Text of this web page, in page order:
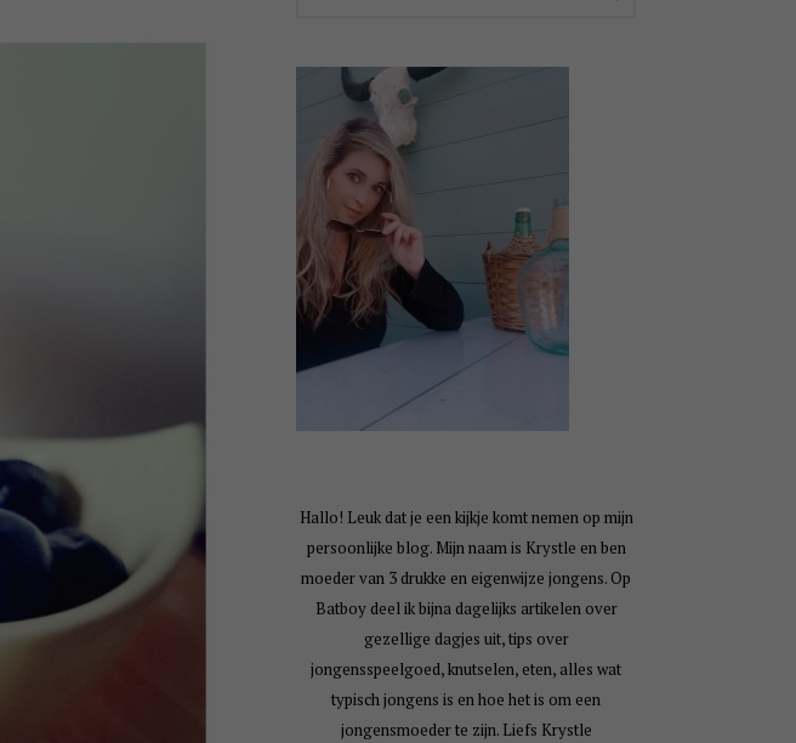
Hallo! Leuk dat je een kijkje komt nemen op mijn
persoonlijke blog. Mijn naam is Krystle en ben
moeder van 3 drukke en eigenwijze jongens. Op
Batboy deel ik bijna dagelijks artikelen over
gezellige dagjes uit, tips over
jongensspeelgoed, knutselen, eten, alles wat
typisch jongens is en hoe het is om een
jongensmoeder te zijn. Liefs Krystle